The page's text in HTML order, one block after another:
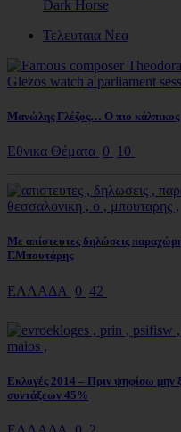
Dark Horse
Τελευταια Νεα
Μανώλης Γλέζος… Ο πιο κάλπικος
Εθνικα Θέματα 0 10
Με απίστευτες δηλώσεις
Γ.Μπουτάρης
ΕΛΛΑΔΑ 0 42
Εκλογές 2014 – Πριν ψηφίσω μην
συντάξεων 45%